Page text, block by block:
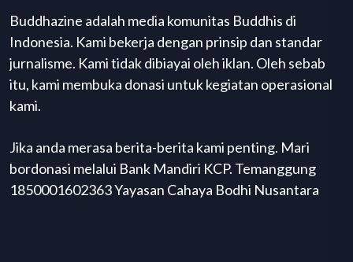
Buddhazine adalah media komunitas Buddhis di
Indonesia. Kami bekerja dengan prinsip dan standar
jurnalisme. Kami tidak dibiayai oleh iklan. Oleh sebab
itu, kami membuka donasi untuk kegiatan operasional
kami.
Jika anda merasa berita-berita kami penting. Mari
bordonasi melalui Bank Mandiri KCP. Temanggung
1850001602363 Yayasan Cahaya Bodhi Nusantara